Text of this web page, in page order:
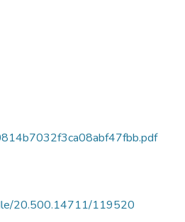
20.500.14711/119520